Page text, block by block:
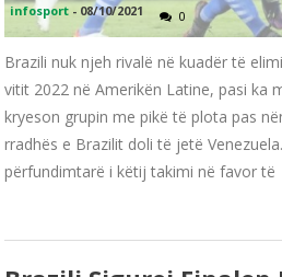
infosport - 08/10/2021 0
Brazili nuk njeh rivalë në kuadër të
vitit 2022 në Amerikën Latine, pasi ka
kryeson grupin me pikë të plota pas
rradhës e Brazilit doli të jetë
përfundimtarë i këtij takimi në favor të